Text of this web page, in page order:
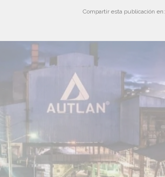
Compartir esta publicación en: